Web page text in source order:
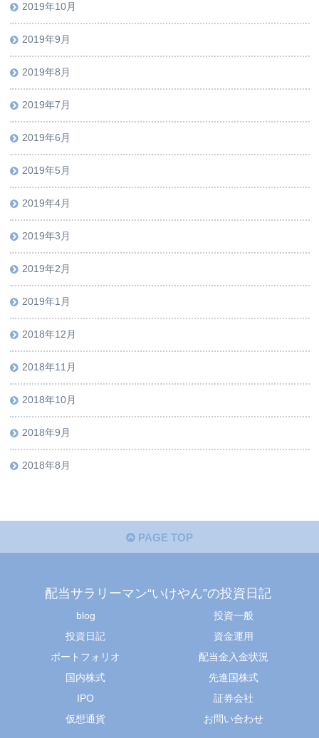
2019年10月
2019年9月
2019年8月
2019年7月
2019年6月
2019年5月
2019年4月
2019年3月
2019年2月
2019年1月
2018年12月
2018年11月
2018年10月
2018年9月
2018年8月
PAGE TOP
配当サラリーマン“いけやん”の投資日記 ​
blog
投資一般
投資日記
資金運用
ポートフォリオ
配当金入金状況
国内株式
先進国株式
IPO
証券会社
仮想通貨
お問い合わせ